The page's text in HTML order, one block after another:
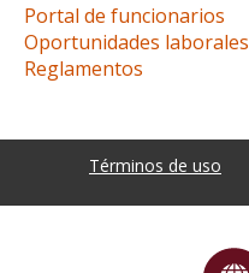
Portal de funcionarios
Oportunidades laborales
Reglamentos
Términos de uso